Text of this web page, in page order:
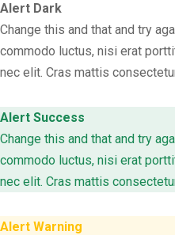
Alert Dark
Change this and that and try
commodo luctus, nisi erat
nec elit. Cras mattis
Alert Success
Change this and that and try
commodo luctus, nisi erat
nec elit. Cras mattis
Alert Warning